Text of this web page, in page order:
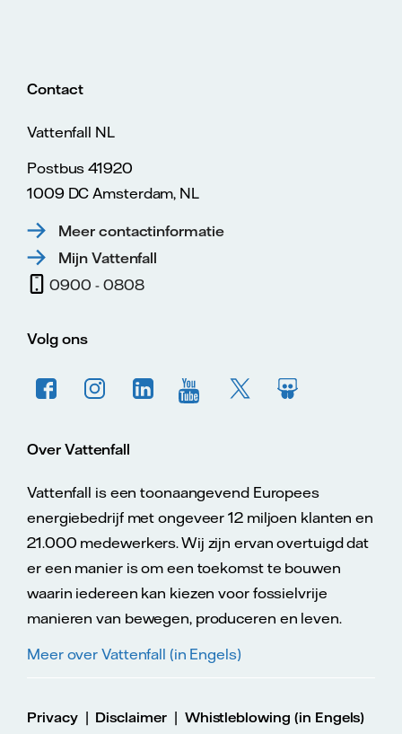
Contact
Vattenfall NL
Postbus 41920
1009 DC Amsterdam, NL
Meer contactinformatie
Mijn Vattenfall
0900 - 0808
Volg ons
Over Vattenfall
Vattenfall is een toonaangevend Europees
energiebedrijf met ongeveer 12 miljoen klanten en
21.000 medewerkers. Wij zijn ervan overtuigd dat
er een manier is om een toekomst te bouwen
waarin iedereen kan kiezen voor fossielvrije
manieren van bewegen, produceren en leven.
Meer over Vattenfall (in Engels)
Privacy| Disclaimer| Whistleblowing (in Engels)